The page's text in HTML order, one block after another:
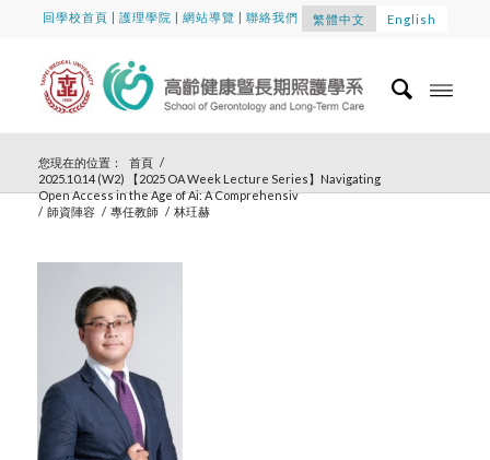
回學校首頁 |護理學院 |網站導覽 | 聯絡我們 繁體中文 English
您現在的位置： 首頁 /
2025.10.14 (W2) 【2025 OA Week Lecture Series】Navigating
Open Access in the Age of Ai: A Comprehensiv
/ 師資陣容 / 專任教師 / 林玨赫